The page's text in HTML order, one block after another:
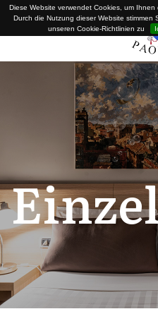
Diese Website verwendet Cookies, um
Durch die Nutzung dieser Website stimmen
unseren Cookie-Richtlinien zu